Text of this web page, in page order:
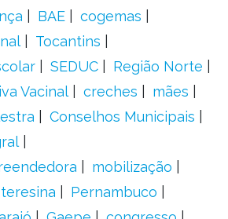
BAE
cogemas
Tocantins
SEDUC
Região Norte
Vacinal creches
mães
Conselhos Municipais
mobilização
teresina
Pernambuco